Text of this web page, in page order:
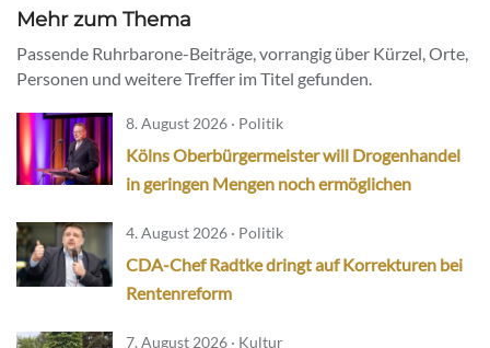
Mehr zum Thema
Passende Ruhrbarone-Beiträge, vorrangig über Kürzel, Orte,
Personen und weitere Treffer im Titel gefunden.
8. August 2026 · Politik
Kölns Oberbürgermeister will Drogenhandel
in geringen Mengen noch ermöglichen
4. August 2026 · Politik
CDA-Chef Radtke dringt auf Korrekturen bei
Rentenreform
7. August 2026 · Kultur